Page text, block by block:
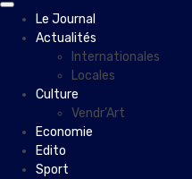
PrimaryLe Journal
Actualités
Internationales
Locales
Culture
Vendr’Art
Economie
Edito
Sport